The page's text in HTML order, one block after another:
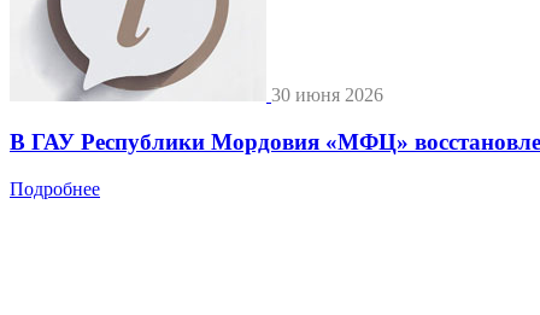
30 июня 2026
В ГАУ Республики Мордовия «МФЦ»
Подробнее